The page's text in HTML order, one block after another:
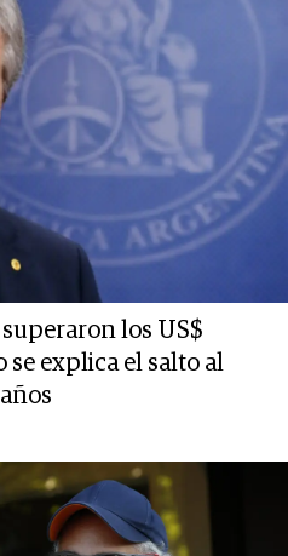
superaron los US$
explica el salto al